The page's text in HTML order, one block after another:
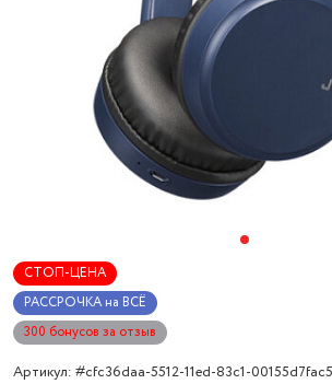
СТОП-ЦЕНА
РАССРОЧКА на ВСЁ
300 бонусов за отзыв
Артикул: #cfc36daa-5512-11ed-83c1-